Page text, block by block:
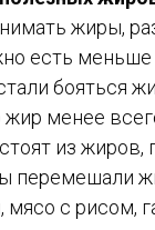
жиры,
есть
бояться
менее
из жиров,
с рисом,